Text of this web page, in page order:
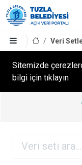
Veri
Sitemizde
bilgi için tıklayın
Sonuçları
ORGANIZASYONLAR